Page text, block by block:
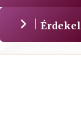
Érdekel